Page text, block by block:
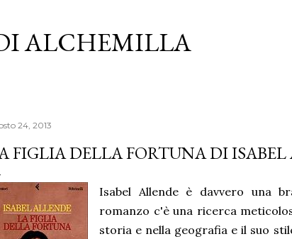
ALCHEMILLA
24, 2013
FIGLIA DELLA FORTUNA DI
Isabel Allende è davvero una
romanzo c'è una ricerca
storia e nella geografia e il suo